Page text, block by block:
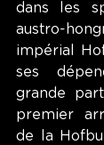
dans les
austro-
impérial
ses
grande
premier
de la